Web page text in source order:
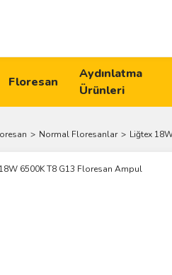
Floresan
Aydınlatma
Ürünleri
Normal Floresanlar Liğtex